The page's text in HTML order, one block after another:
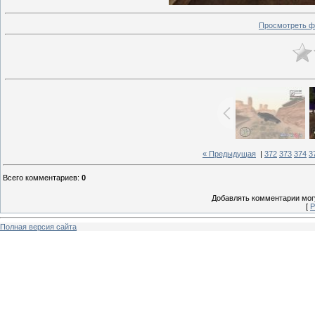
Просмотреть
« Предыдущая 372 373 374
Всего комментариев: 0
Добавлять комментарии
[
Полная версия сайта